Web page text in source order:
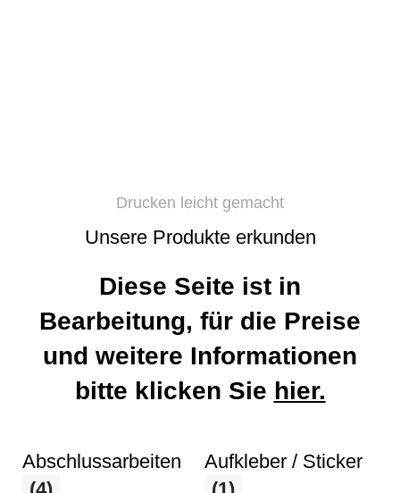
Drucken leicht gemacht
Unsere Produkte erkunden
Diese Seite ist in
Bearbeitung, für die Preise
und weitere Informationen
bitte klicken Sie hier.
Abschlussarbeiten
Aufkleber / Sticker